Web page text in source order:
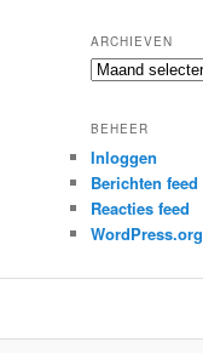
ARCHIEVEN
Archieven
BEHEER
Inloggen
Berichten feed
Reacties feed
WordPress.org